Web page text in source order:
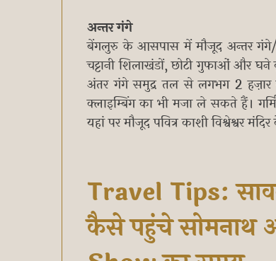
अन्तर गंगे
बेंगलुरु के आसपास में मौजूद अन्तर गंगे/
चट्टानी शिलाखंडों, छोटी गुफाओं और
अंतर गंगे समुद्र तल से लगभग 2 हज़ार
क्लाइम्बिंग का भी मजा ले सकते हैं।
यहां पर मौजूद पवित्र काशी विश्वेश्वर
Travel Tips:
कैसे पहुंचे सोमनाथ